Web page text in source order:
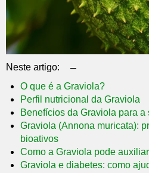
Neste artigo: –
O que é a Graviola?
Perfil nutricional da Graviola
Benefícios da Graviola para a
Graviola (Annona muricata):
bioativos
Como a Graviola pode
Graviola e diabetes: como